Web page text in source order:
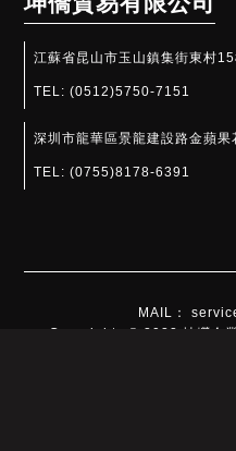
江蘇省昆山市玉山鎮集街東村
TEL:(0512)5750-7151
深圳市龍華區景龍建設路金蘋
TEL:(0755)8178-6391​
MAIL：
Copyrights © 2022 坤嶸企